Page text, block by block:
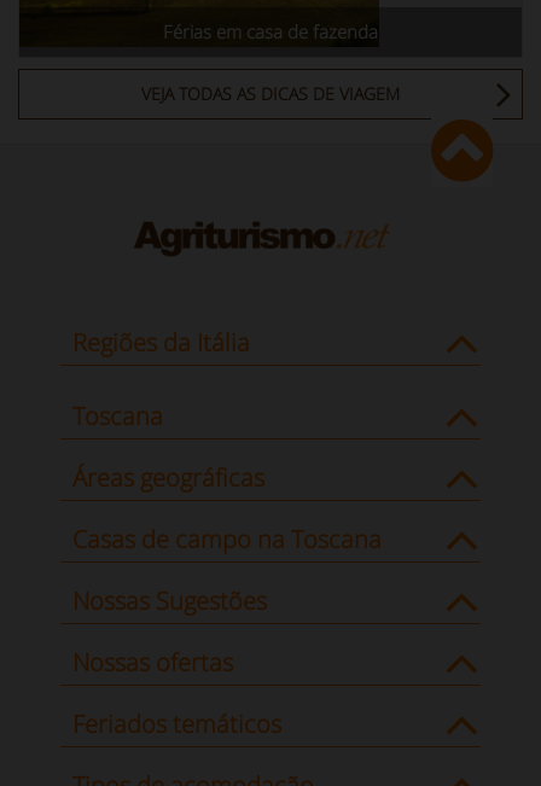
Férias em casa de fazenda
VEJA TODAS AS DICAS DE VIAGEM
Regiões da Itália
Toscana
Áreas geográficas
Casas de campo na Toscana
Nossas Sugestões
Nossas ofertas
Feriados temáticos